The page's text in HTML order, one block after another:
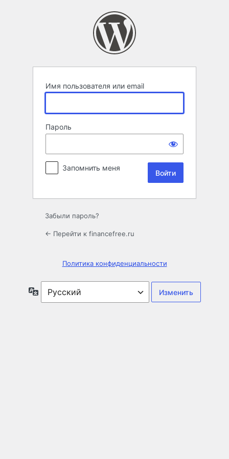
Имя пользователя или email
Пароль
Запомнить меня
Забыли пароль?
← Перейти к financefree.ru
Политика конфиденциальности
Язык